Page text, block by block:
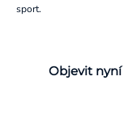
sport.
Objevit nyní